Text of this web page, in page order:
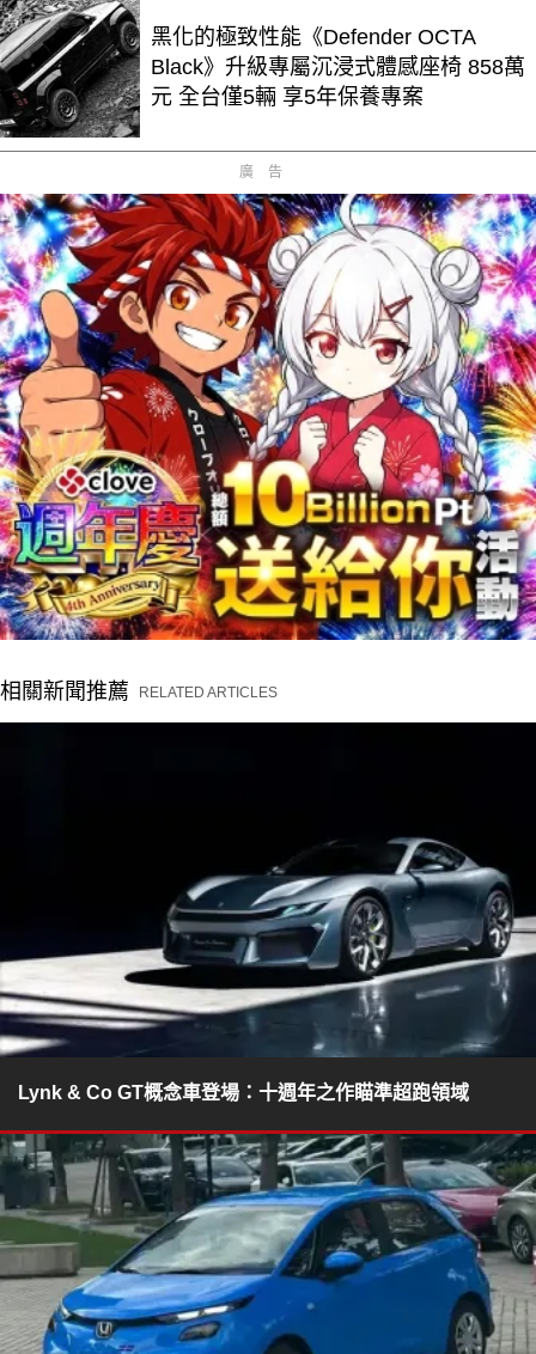
黑化的極致性能《Defender OCTA
Black》升級專屬沉浸式體感座椅 858萬
元 全台僅5輛 享5年保養專案
廣告
相關新聞推薦 RELATED ARTICLES
Lynk & Co GT概念車登場：十週年之作瞄準超跑領域